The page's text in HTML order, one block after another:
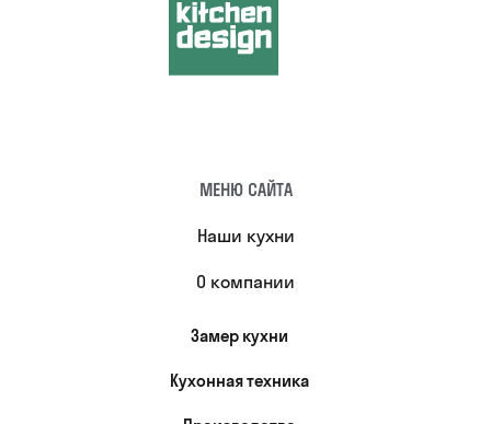
МЕНЮ САЙТА
Наши кухни
О компании
Замер кухни
Кухонная техника